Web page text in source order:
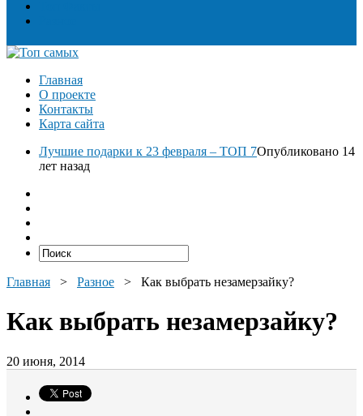
Главная
О проекте
Контакты
Карта сайта
Лучшие подарки к 23 февраля – ТОП 7Опубликовано 14
лет назад
Главная > Разное > Как выбрать незамерзайку?
Как выбрать незамерзайку?
20 июня, 2014